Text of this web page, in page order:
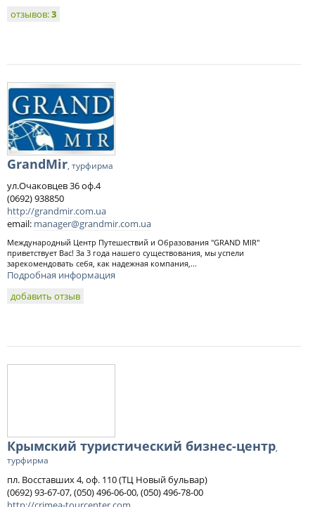
отзывов:3
GrandMir, турфирма
ул.Очаковцев 36 оф.4
(0692) 938850
http://grandmir.com.ua
email: manager@grandmir.com.ua
Международный Центр Путешествий и Образования "GRAND MIR"
приветствует Вас! За 3 года нашего существования, мы успели
зарекомендовать себя, как надежная компания,...
Подробная информация
добавить отзыв
Крымский туристический бизнес-центр,
турфирма
пл. Восставших 4, оф. 110 (ТЦ Новый бульвар)
(0692) 93-67-07, (050) 496-06-00, (050) 496-78-00